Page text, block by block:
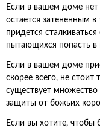
Если в вашем доме
остается затененным в
придется
пытающихся попасть
Если в вашем доме
скорее всего, не стоит
существует
защиты от божьих
Если вы хотите, чтобы